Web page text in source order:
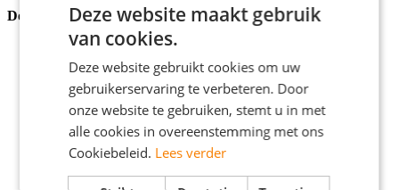
Doen
Klanten helpen met persoonlijk advies om zo bij het beste
product uit te komen.
Jezelf als verkoper uitdagen met targets en je verkoopskills
naar een hoger niveau tillen.
Vragen en problemen oplossen, zodat elke klant de winkel
verlaat met een glimlach.
Zorgen dat bestellingen kloppen en klanten tevreden hun
aankoop ophalen.
Deze website maakt gebruik
van cookies.
Deze website gebruikt cookies om uw
gebruikerservaring te verbeteren. Door
onze website te gebruiken, stemt u in met
alle cookies in overeenstemming met ons
Cookiebeleid. Lees verder